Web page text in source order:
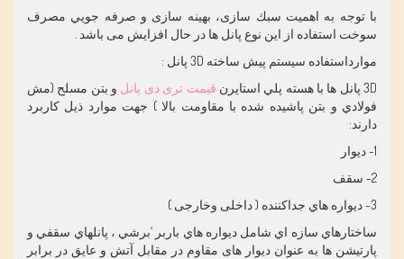
با توجه به اهميت سبك سازی، بهينه سازی و صرفه جويي مصرف
سوخت استفاده از این نوع پانل ها در حال افزايش می باشد .
موارداستفاده سيستم پيش ساخته 3D پانل :
3D پانل ها با هسته پلي استايرن
قیمت تری دی پانل و بتن مسلح (مش
فولادي و بتن پاشيده شده با مقاومت بالا ) جهت موارد ذيل كاربرد
دارند:
1- ديوار
2- سقف
3- ديواره هاي جداكننده ( داخلی وخارجی )
ساختارهاي سازه اي شامل ديواره هاي باربر ‘برشي ، پانلهاي سقفي و
پارتيشن ها به عنوان ديوار های مقاوم در مقابل آتش و عايق در برابر